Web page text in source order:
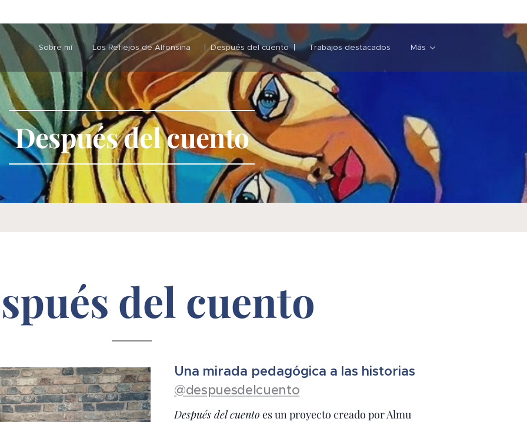
Sobre mí Los Reflejos de Alfonsina Después del cuento Trabajos destacados Más
Después del cuento
del cuento
Una mirada pedagógica a las historias
@despuesdelcuento
Después del cuento es un proyecto creado por Almu